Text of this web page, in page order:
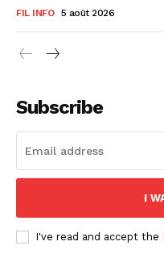
FIL INFO 5 août 2026
Subscribe
I
I've read and accept the